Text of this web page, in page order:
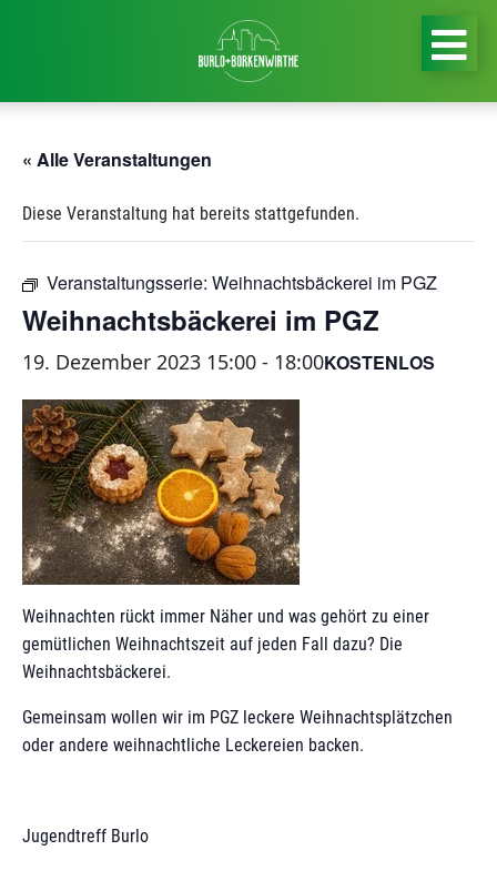
« Alle Veranstaltungen
Diese Veranstaltung hat bereits stattgefunden.
Veranstaltungsserie: Weihnachtsbäckerei im PGZ
Weihnachtsbäckerei im PGZ
19. Dezember 2023 15:00 - 18:00KOSTENLOS
Weihnachten rückt immer Näher und was gehört zu einer
gemütlichen Weihnachtszeit auf jeden Fall dazu? Die
Weihnachtsbäckerei.
Gemeinsam wollen wir im PGZ leckere Weihnachtsplätzchen
oder andere weihnachtliche Leckereien backen.
Jugendtreff Burlo